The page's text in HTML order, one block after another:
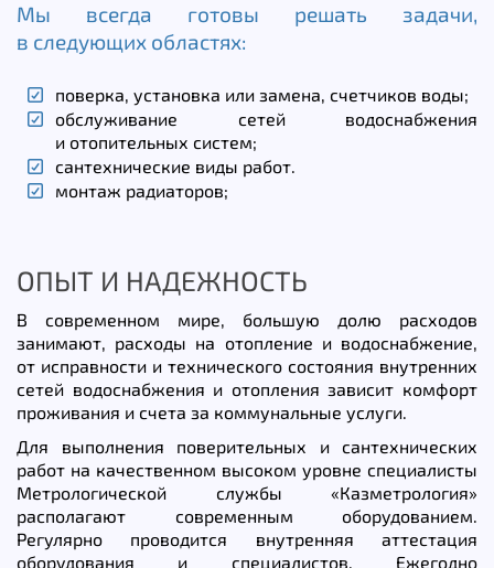
Мы всегда готовы решать задачи,
в следующих областях:
поверка, установка или замена, счетчиков воды;
обслуживание сетей водоснабжения
и отопительных систем;
сантехнические виды работ.
монтаж радиаторов;
ОПЫТ И НАДЕЖНОСТЬ
В современном мире, большую долю расходов
занимают, расходы на отопление и водоснабжение,
от исправности и технического состояния внутренних
сетей водоснабжения и отопления зависит комфорт
проживания и счета за коммунальные услуги.
Для выполнения поверительных и сантехнических
работ на качественном высоком уровне специалисты
Метрологической службы «Казметрология»
располагают современным оборудованием.
Регулярно проводится внутренняя аттестация
оборудования и специалистов. Ежегодно